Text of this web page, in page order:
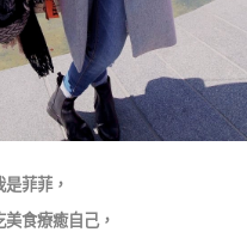
是菲菲，
美食療癒自己，